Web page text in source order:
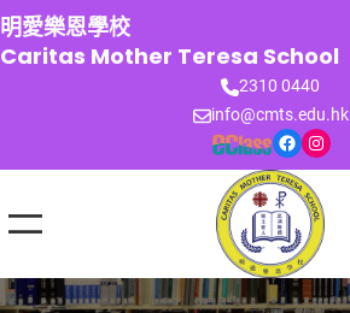
跳
至
主
明愛樂恩學校
Caritas Mother Teresa School
2310 0440
info@cmts.edu.hk
Facebook Instagram